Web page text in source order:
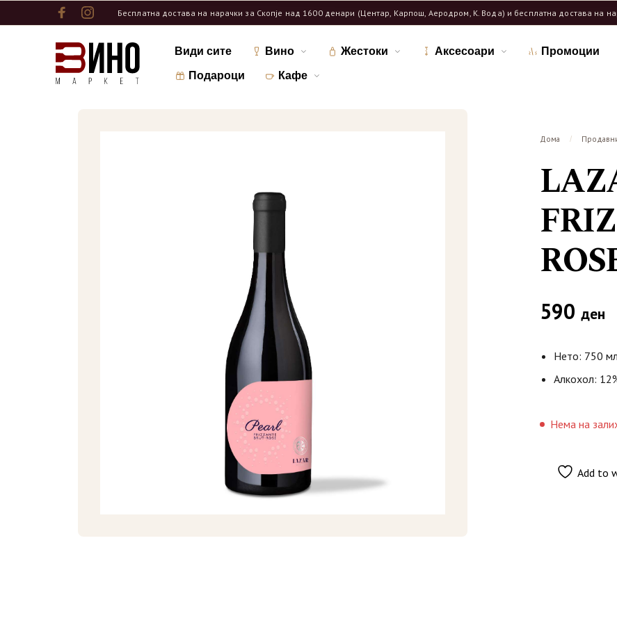
Бесплатна достава на нарачки за Скопје над 1600 денари (Центар, Карпош, Аеродром, К. Вода) и бесплатна достава на
Види сите Вино Жестоки Аксесоари Промоции
Подароци Кафе
Дома /
590 ден
Нето: 750
Алкохол:
Нема на
Add to